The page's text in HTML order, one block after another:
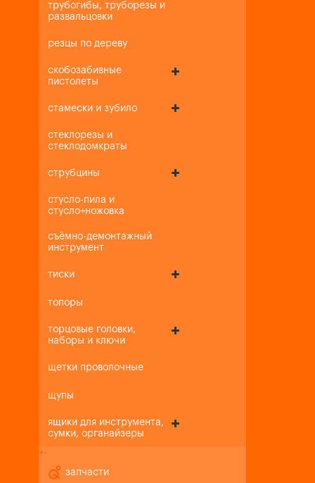
трубогибы, труборезы и
развальцовки
резцы по дереву
скобозабивные
пистолеты
стамески и зубило
стеклорезы и
стеклодомкраты
струбцины
стусло-пила и
стусло+ножовка
съёмно-демонтажный
инструмент
тиски
топоры
торцовые головки,
наборы и ключи
щетки проволочные
щупы
ящики для инструмента,
сумки, органайзеры
+-
запчасти